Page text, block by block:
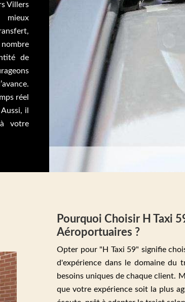
Villers
mieux
de
réel
il
votre
Pourquoi Choisir H Taxi
Aéroportuaires ?
Opter pour "H Taxi 59" signifie
d'expérience dans le domaine du
besoins uniques de chaque client.
que votre expérience soit la plus